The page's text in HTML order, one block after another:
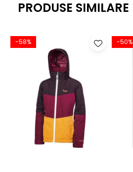
PRODUSE SIMILARE
-58% -50%